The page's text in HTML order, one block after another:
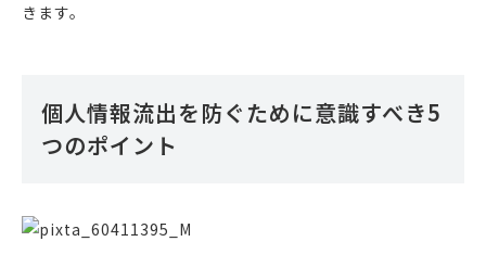
きます。
個人情報流出を防ぐために意識すべき5
つのポイント